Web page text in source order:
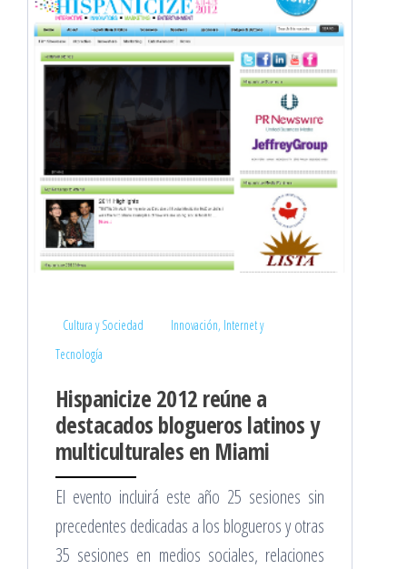
Cultura y Sociedad
Innovación, Internet y
Tecnología
Hispanicize 2012 reúne a
destacados blogueros latinos y
multiculturales en Miami
El evento incluirá este año 25 sesiones sin
precedentes dedicadas a los blogueros y otras
35 sesiones en medios sociales, relaciones